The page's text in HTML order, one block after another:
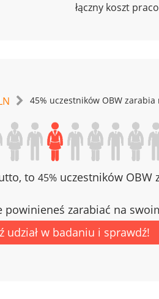
łączny koszt
45% uczestników OBW zarabia
to 45% uczestników OBW
powinieneś zarabiać na
udział w badaniu i sprawdź!